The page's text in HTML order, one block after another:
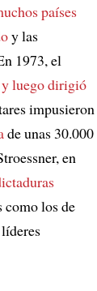
países
y las
1973, el
y luego dirigió
impusieron
de unas 30.000
en
como los de
líderes